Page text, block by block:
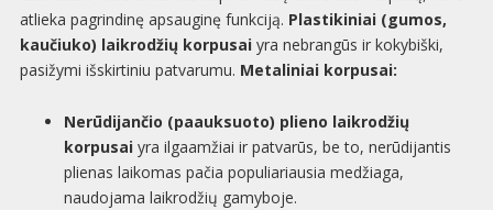
atlieka pagrindinę apsauginę funkciją. Plastikiniai (gumos,
kaučiuko) laikrodžių korpusaiyra nebrangūs ir kokybiški,
pasižymi išskirtiniu patvarumu. Metaliniai korpusai:
Nerūdijančio (paauksuoto) plieno laikrodžių
korpusaiyra ilgaamžiai ir patvarūs, be to, nerūdijantis
plienas laikomas pačia populiariausia medžiaga,
naudojama laikrodžių gamyboje.